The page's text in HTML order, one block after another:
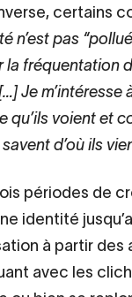
certains
n’est pas
la fréquentation
Je
qu’ils voient et
d’où ils
périodes de
identité
à partir des
avec les